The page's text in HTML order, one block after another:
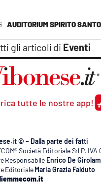
AUDITORIUM SPIRITO SANTO
gli articoli di Eventi
tutte le nostre app!
© – Dalla parte dei fatti
Società Editoriale Srl P. IVA
Responsabile Enrico De
Editoriale Maria Grazia Falduto